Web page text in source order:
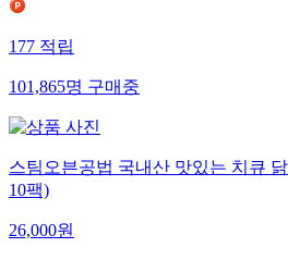
177 적립
101,865명 구매중
스팀오븐공법 국내산 맛있는 치큐
10팩)
26,000원